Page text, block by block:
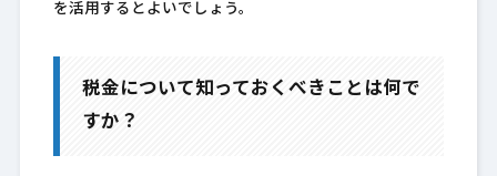
を活用するとよいでしょう。
税金について知っておくべきことは何で
すか？